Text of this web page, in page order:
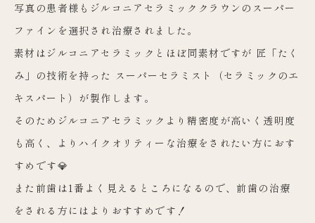
写真の患者様もジルコニアセラミッククラウンのスーパー
ファインを選択され治療されました。
素材はジルコニアセラミックとほぼ同素材ですが 匠「たく
み」の技術を持った スーパーセラミスト（セラミックのエ
キスパート）が製作します。
そのためジルコニアセラミックより精密度が高いく透明度
も高く、よりハイクオリティーな治療をされたい方におす
すめです💎
また前歯は1番よく見えるところになるので、前歯の治療
をされる方にはよりおすすめです！